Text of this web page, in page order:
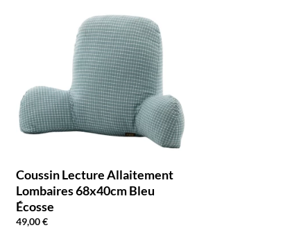
Coussin Lecture Allaitement
Lombaires 68x40cm Bleu
Écosse
49,00€